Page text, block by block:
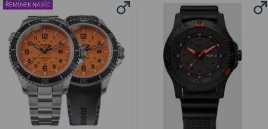
ŘEMÍNEK NAVÍC